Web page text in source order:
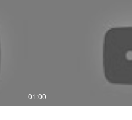
01:00